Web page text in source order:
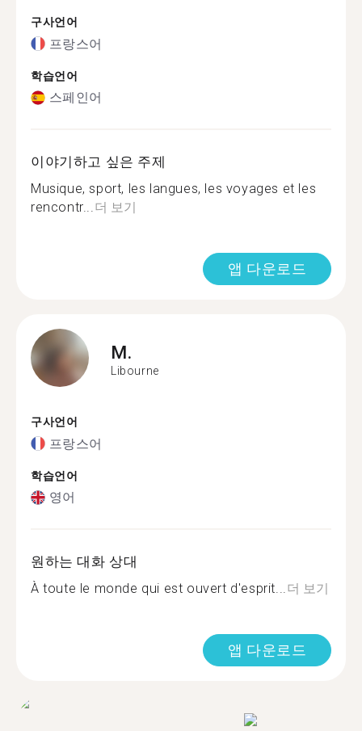
구사언어
프랑스어
학습언어
스페인어
이야기하고 싶은 주제
Musique, sport, les langues, les voyages et les
rencontr...더 보기
앱 다운로드
M.
Libourne
구사언어
프랑스어
학습언어
영어
원하는 대화 상대
À toute le monde qui est ouvert d'esprit...더 보기
앱 다운로드